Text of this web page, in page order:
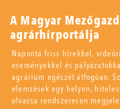
A Magyar
agrárhírportálja
Naponta friss hírekkel,
eseményekkel és
agrárium egészét átfogóan.
elemzések egy helyen,
olvassa rendszeresen